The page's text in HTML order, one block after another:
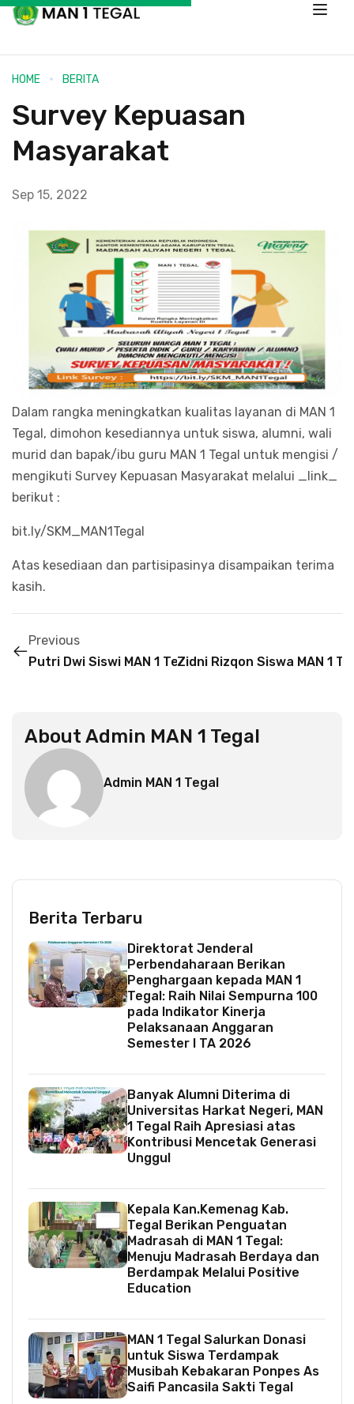
HOME BERITA
Survey Kepuasan
Masyarakat
Sep 15, 2022
Dalam rangka meningkatkan kualitas layanan di MAN 1
Tegal, dimohon kesediannya untuk siswa, alumni, wali
murid dan bapak/ibu guru MAN 1 Tegal untuk mengisi /
mengikuti Survey Kepuasan Masyarakat melalui _link_
berikut :
bit.ly/SKM_MAN1Tegal
Atas kesediaan dan partisipasinya disampaikan terima
kasih.
Previous
Putri Dwi Siswi MAN 1 Tegal Terpilih menjadi Wakil
Zidni Rizqon Siswa MAN 1
About Admin MAN 1 Tegal
Admin MAN 1 Tegal
Berita Terbaru
Direktorat Jenderal
Perbendaharaan Berikan
Penghargaan kepada MAN 1
Tegal: Raih Nilai Sempurna 100
pada Indikator Kinerja
Pelaksanaan Anggaran
Semester I TA 2026
Banyak Alumni Diterima di
Universitas Harkat Negeri, MAN
1 Tegal Raih Apresiasi atas
Kontribusi Mencetak Generasi
Unggul
Kepala Kan.Kemenag Kab.
Tegal Berikan Penguatan
Madrasah di MAN 1 Tegal:
Menuju Madrasah Berdaya dan
Berdampak Melalui Positive
Education
MAN 1 Tegal Salurkan Donasi
untuk Siswa Terdampak
Musibah Kebakaran Ponpes As
Saifi Pancasila Sakti Tegal